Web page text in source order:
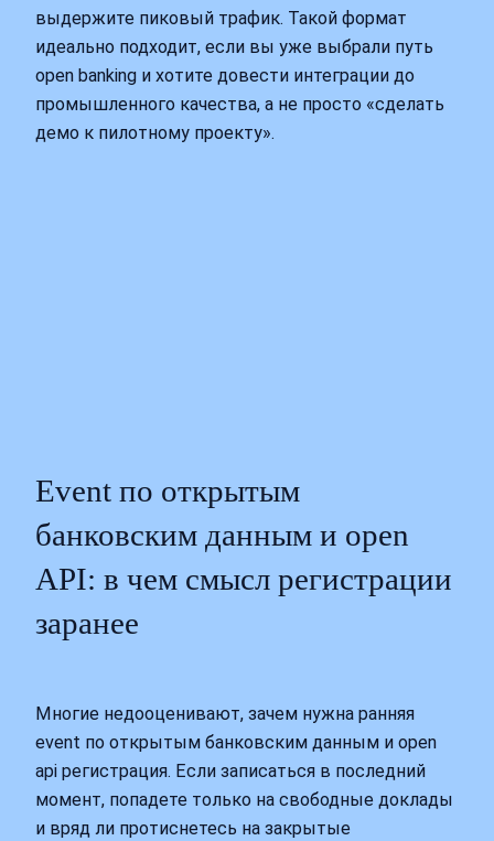
выдержите пиковый трафик. Такой формат
идеально подходит, если вы уже выбрали путь
open banking и хотите довести интеграции до
промышленного качества, а не просто «сделать
демо к пилотному проекту».
Event по открытым
банковским данным и open
API: в чем смысл регистрации
заранее
Многие недооценивают, зачем нужна ранняя
event по открытым банковским данным и open
api регистрация. Если записаться в последний
момент, попадете только на свободные доклады
и вряд ли протиснетесь на закрытые